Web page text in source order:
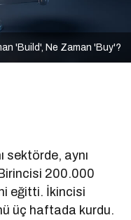
'Build', Ne Zaman 'Buy'?
sektörde, aynı
200.000
eğitti. İkincisi
üç haftada kurdu.